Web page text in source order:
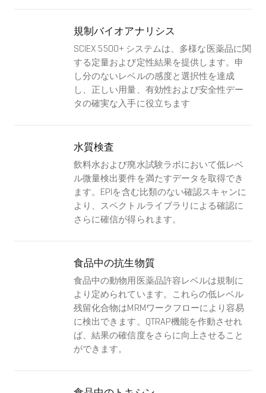
規制バイオアナリシス
SCIEX 5500+ システムは、多様な医薬品に関
する定量および定性結果を提供します。申
し分のないレベルの感度と選択性を達成
し、正しい用量、有効性および安全性デー
タの確実な入手に役立ちます
水質検査
飲料水および廃水試験ラボにおいて低レベ
ル微量検出要件を満たすデータを取得でき
ます。EPIを含む比類のない確認スキャンに
より、スペクトルライブラリによる確認に
さらに確信が得られます。
食品中の抗生物質
食品中の動物用医薬品許容レベルは規制に
より定められています。これらの低レベル
残留化合物はMRMワークフローにより容易
に検出できます。QTRAP機能を作動させれ
ば、結果の確信度をさらに向上させること
ができます。